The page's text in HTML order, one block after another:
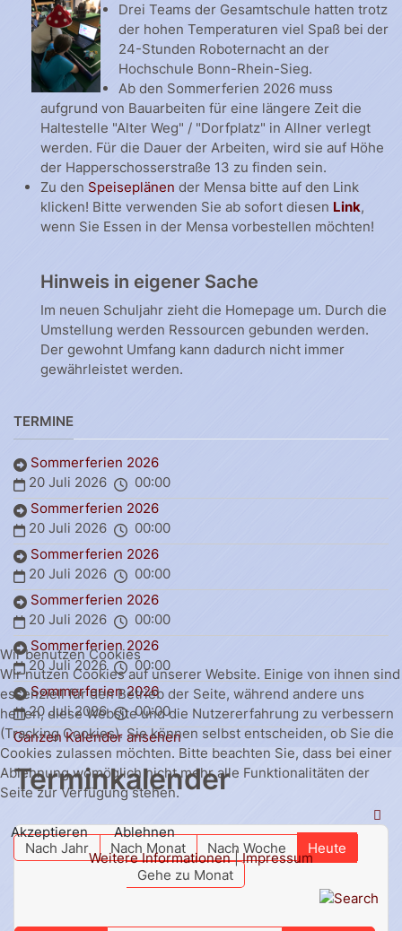
Drei Teams der Gesamtschule hatten trotz
der hohen Temperaturen viel Spaß bei der
24-Stunden Roboternacht an der
Hochschule Bonn-Rhein-Sieg.
Ab den Sommerferien 2026 muss
aufgrund von Bauarbeiten für eine längere Zeit die
Haltestelle "Alter Weg" / "Dorfplatz" in Allner verlegt
werden. Für die Dauer der Arbeiten, wird sie auf Höhe
der Happerschosserstraße 13 zu finden sein.
Zu den Speiseplänen der Mensa bitte auf den Link
klicken! Bitte verwenden Sie ab sofort diesen Link,
wenn Sie Essen in der Mensa vorbestellen möchten!
Hinweis in eigener Sache
Im neuen Schuljahr zieht die Homepage um. Durch die
Umstellung werden Ressourcen gebunden werden.
Der gewohnt Umfang kann dadurch nicht immer
gewährleistet werden.
TERMINE
Sommerferien 2026
20 Juli 2026
00:00
Sommerferien 2026
20 Juli 2026
00:00
Sommerferien 2026
20 Juli 2026
00:00
Sommerferien 2026
20 Juli 2026
00:00
Sommerferien 2026
20 Juli 2026
00:00
Sommerferien 2026
20 Juli 2026
00:00
Ganzen Kalender ansehen
Terminkalender
Nach Jahr Nach Monat Nach Woche
Heute
Gehe zu Monat
Wir benutzen Cookies
Wir nutzen Cookies auf unserer Website. Einige von ihnen sind
essenziell für den Betrieb der Seite, während andere uns
helfen, diese Website und die Nutzererfahrung zu verbessern
(Tracking Cookies). Sie können selbst entscheiden, ob Sie die
Cookies zulassen möchten. Bitte beachten Sie, dass bei einer
Ablehnung womöglich nicht mehr alle Funktionalitäten der
Seite zur Verfügung stehen.
Akzeptieren
Ablehnen
Weitere Informationen|Impressum